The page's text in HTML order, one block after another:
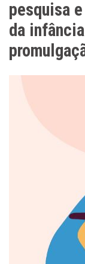
pesquisa
da